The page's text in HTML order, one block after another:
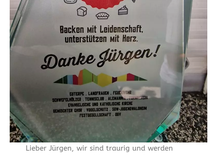
Lieber Jürgen, wir sind traurig und werden